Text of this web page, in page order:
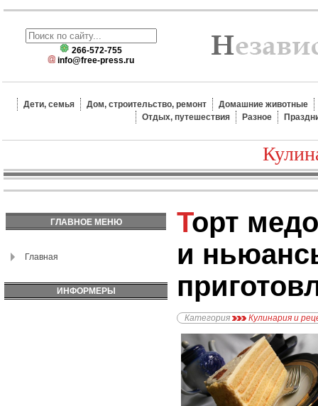
266-572-755
info@free-press.ru
Дети, семья Дом, строительство, ремонт
Домашние животные
Отдых, путешествия
Разное
ГЛАВНОЕ МЕНЮ
Главная
ИНФОРМЕРЫ
Торт медовик. Тонкости
и
Категория Кулинария и